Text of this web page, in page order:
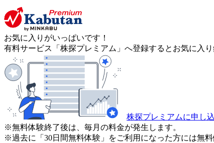
お気に入りがいっぱいです！
有料サービス「株探プレミアム」へ登録するとお気に入
株探プレミアムに申し
※無料体験終了後は、毎月の料金が発生します。
※過去に「30日間無料体験」をご利用になった方には無料